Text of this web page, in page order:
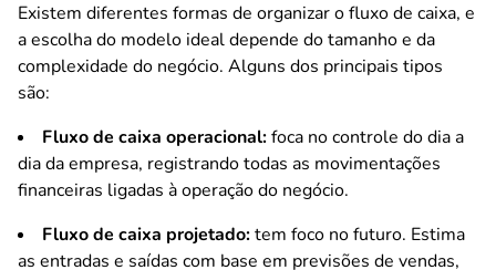
Existem diferentes formas de organizar o fluxo de caixa, e
a escolha do modelo ideal depende do tamanho e da
complexidade do negócio. Alguns dos principais tipos
são:
Fluxo de caixa operacional:foca no controle do dia a
dia da empresa, registrando todas as movimentações
financeiras ligadas à operação do negócio.
Fluxo de caixa projetado:tem foco no futuro. Estima
as entradas e saídas com base em previsões de vendas,